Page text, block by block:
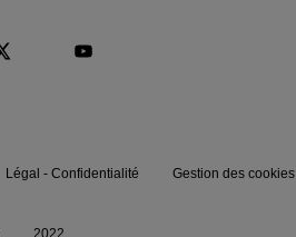
Légal - Confidentialité Gestion des cookies
2022